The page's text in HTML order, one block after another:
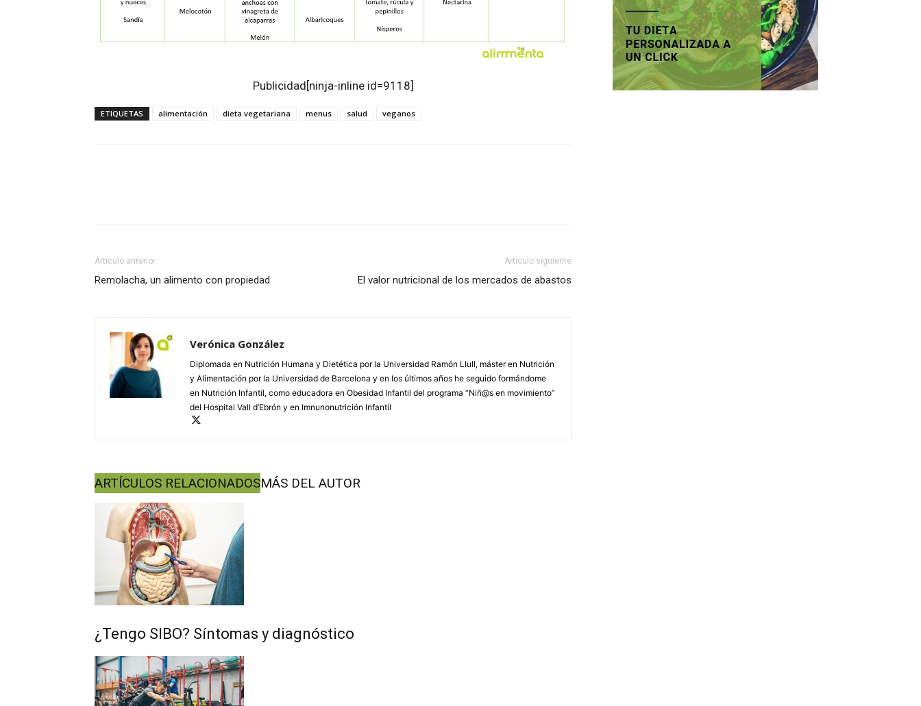
Publicidad [ninja-inline id=9118]
ETIQUETAS alimentación dieta vegetariana menus salud veganos
Artículo anterior
Remolacha, un alimento con propiedad
Artículo siguiente
El valor nutricional de los mercados de abastos
Verónica González
Diplomada en Nutrición Humana y Dietética por la Universidad Ramón Llull, máster en Nutrición
y Alimentación por la Universidad de Barcelona y en los últimos años he seguido formándome
en Nutrición Infantil, como educadora en Obesidad Infantil del programa “Niñ@s en movimiento”
del Hospital Vall d’Ebrón y en Imnunonutrición Infantil
ARTÍCULOS RELACIONADOSMÁS DEL AUTOR
¿Tengo SIBO? Síntomas y diagnóstico